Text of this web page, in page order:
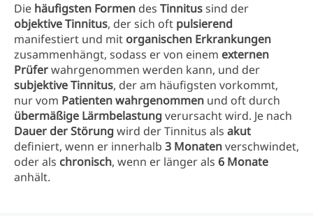
Die häufigsten Formen des Tinnitussind der
objektive Tinnitus, der sich oft pulsierend
manifestiert und mit organischen Erkrankungen
zusammenhängt, sodass er von einem externen
Prüferwahrgenommen werden kann, und der
subjektive Tinnitus, der am häufigsten vorkommt,
nur vom Patienten wahrgenommen und oft durch
übermäßige Lärmbelastungverursacht wird. Je nach
Dauer der Störungwird der Tinnitus als akut
definiert, wenn er innerhalb 3 Monatenverschwindet,
oder als chronisch, wenn er länger als 6 Monate
anhält.